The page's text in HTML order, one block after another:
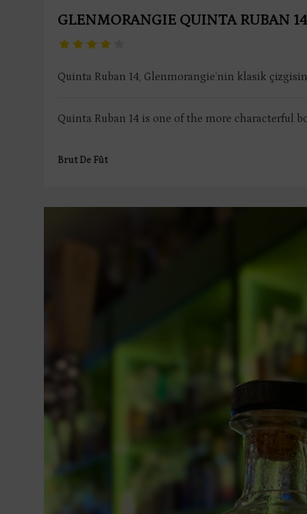
GLENMORANGIE QUINTA RUBAN 14
Quinta Ruban 14, Glenmorangie’nin klasik
Quinta Ruban 14 is one of the more characterful
Brut De Fût